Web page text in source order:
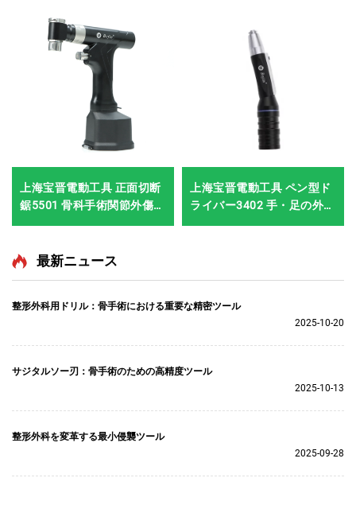
上海宝晋電動工具 正面切断
鋸5501 骨科手術関節外傷用
システム5000
上海宝晋電動工具 ペン型ド
ライバー3402 手・足の外科
手術・神経外科手術用シス
最新ニュース
整形外科用ドリル：骨手術における重要な精密ツール
2025-10-20
サジタルソー刃：骨手術のための高精度ツール
2025-10-13
整形外科を変革する最小侵襲ツール
2025-09-28